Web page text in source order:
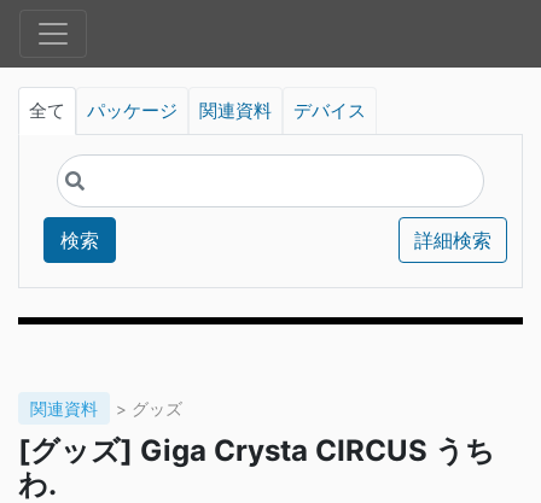
全て パッケージ 関連資料 デバイス
検索 詳細検索
関連資料 > グッズ
[グッズ] Giga Crysta CIRCUS うち
わ.